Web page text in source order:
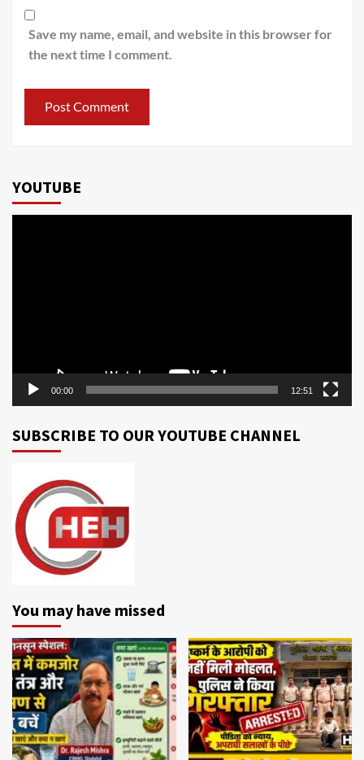
Save my name, email, and website in this browser for
the next time I comment.
YOUTUBE
00:00 12:51
SUBSCRIBE TO OUR YOUTUBE CHANNEL
You may have missed